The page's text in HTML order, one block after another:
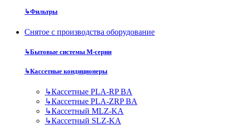
↳Фильтры
Снятое с производства оборудование
↳Бытовые системы M-серии
↳Кассетные кондиционеры
↳Кассетные PLA-RP BA
↳Кассетные PLA-ZRP BA
↳Кассетный MLZ-KA
↳Кассетный SLZ-KA